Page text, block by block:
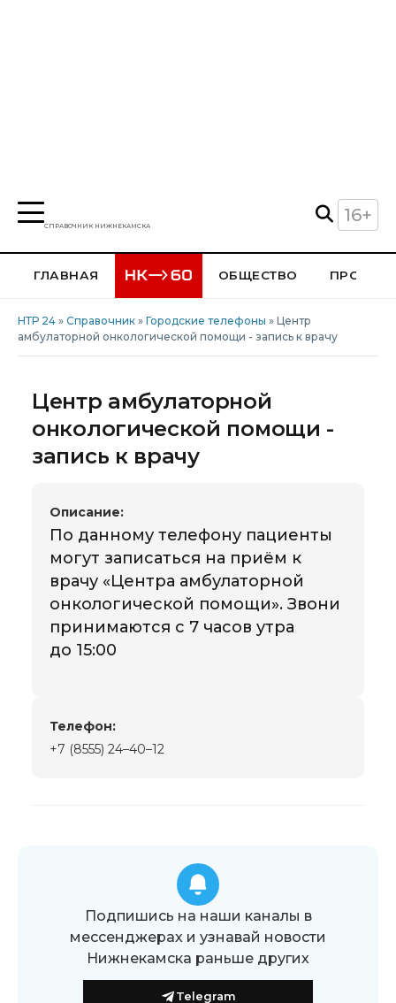
СПРАВОЧНИК НИЖНЕКАМСКА
16+
ГЛАВНАЯ ОБЩЕСТВО
НТР 24 » Справочник » Городские телефоны » Центр
амбулаторной онкологической помощи - запись к врачу
Центр амбулаторной
онкологической помощи -
запись к врачу
Описание:
По данному телефону пациенты
могут записаться на приём к
врачу «Центра амбулаторной
онкологической помощи». Звони
принимаются с 7 часов утра
до 15:00
Телефон:
+7 (8555) 24–40–12
Подпишись на наши каналы в
мессенджерах и узнавай новости
Нижнекамска раньше других
Telegram